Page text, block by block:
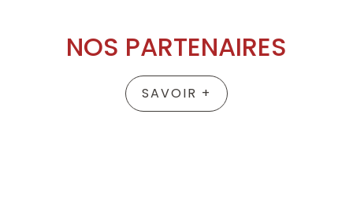
NOS PARTENAIRES
SAVOIR +